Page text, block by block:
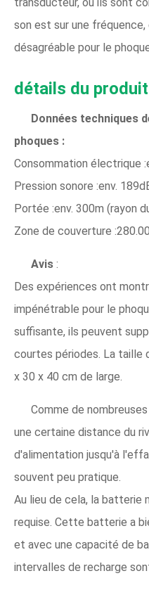
son est sur une
désagréable pour le
détails du produit
Données techniques
phoques :
Consommation électrique
Pression sonore :env.
Portée :env. 300m (rayon
Zone de couverture
Avis :
Des expériences ont
impénétrable pour le
suffisante, ils peuvent
courtes périodes. La taille
x 30 x 40 cm de large.
Comme de
une certaine distance du
d'alimentation jusqu'à
souvent peu pratique.
Au lieu de cela, la batterie
requise. Cette batterie a
et avec une capacité de
intervalles de recharge